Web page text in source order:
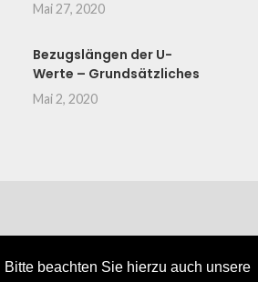
beachten Sie hierzu auch unsere
Mai 27, 2020
Bezugslängen der U-
Werte – Grundsätzliches
Mai 2, 2020